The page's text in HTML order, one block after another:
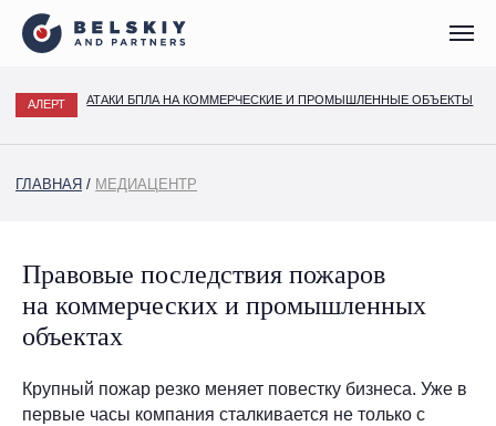
Правовые последствия пожаров
на коммерческих и промышленных
объектах
Крупный пожар резко меняет повестку бизнеса. Уже в
первые часы компания сталкивается не только с